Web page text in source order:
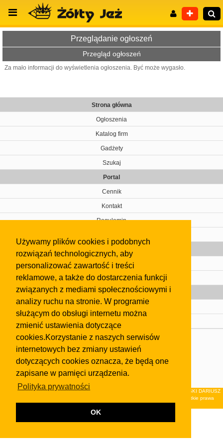
Używamy plików cookies i podobnych
rozwiązań technologicznych, aby
personalizować zawartość i treści
reklamowe, a także do dostarczenia funkcji
związanych z mediami społecznościowymi i
analizy ruchu na stronie. W programie
służącym do obsługi internetu można
zmienić ustawienia dotyczące
cookies.Korzystanie z naszych serwisów
internetowych bez zmiany ustawień
dotyczących cookies oznacza, że będą one
zapisane w pamięci urządzenia.
Polityka prywatności
OK
Przeglądanie ogłoszeń
Przegląd ogłoszeń
Za mało informacji do wyświetlenia ogłoszenia. Być może wygasło.
Strona główna
Ogłoszenia
Katalog firm
Gadżety
Szukaj
Portal
Cennik
Kontakt
Regulamin
Gazeta
Olkusz
Kontakt
Strefa dla biznesu
Biura nieruchomości
Dealerzy i autokomisy
Skontaktuj się z nami
regulaminuiPolityki Prywatności.
Klauzula FB
© 2026Wydawnictwo NEON sp. z o.o. (dawniej: FIRMA NEON MAREK KLUCZEWSKI DARIUSZ
KRAWCZYK s.c.) z siedzibą w Olkuszu, ul.Żuradzka 15, 32-300 Olkusz . Wszystkie prawa